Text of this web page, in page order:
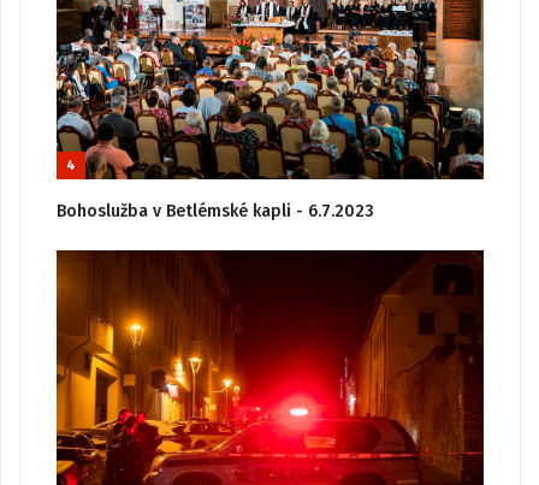
4
Bohoslužba v Betlémské kapli - 6.7.2023